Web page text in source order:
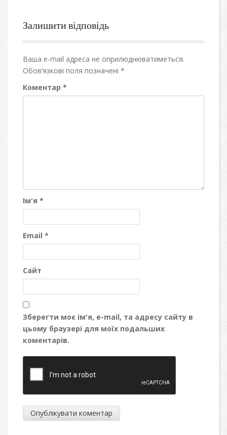
Залишити відповідь
Ваша e-mail адреса не оприлюднюватиметься.
Обов’язкові поля позначені *
Коментар *
Ім'я *
Email *
Сайт
Зберегти моє ім'я, e-mail, та адресу сайту в
цьому браузері для моїх подальших
коментарів.